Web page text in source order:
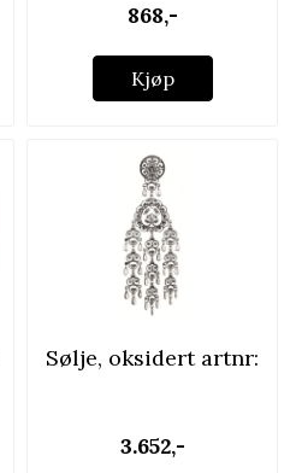
868,-
Kjøp
Sølje, oksidert artnr:
3.652,-